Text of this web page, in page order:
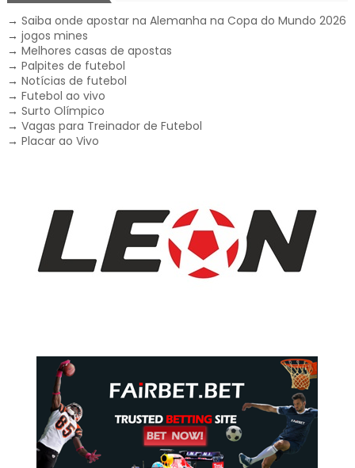
→ Saiba onde apostar na Alemanha na Copa do Mundo 2026
→ jogos mines
→ Melhores casas de apostas
→ Palpites de futebol
→ Notícias de futebol
→ Futebol ao vivo
→ Surto Olímpico
→ Vagas para Treinador de Futebol
→ Placar ao Vivo